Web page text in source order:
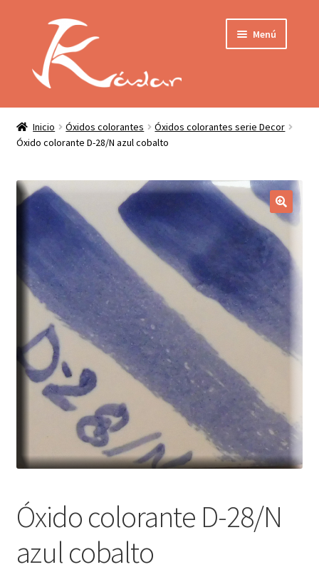
navegación
contenido
Menú
Mi cuenta
Localización
INICIO
QUIENES SOMOS
ENVÍO
CONDICIONES
PRIVACIDAD
PRODUCTOS
Expandir
el
menú
hijo
Inicio Óxidos colorantes
Óxidos colorantes serie Decor
Óxido colorante D-28/N azul cobalto
Óxido colorante D-28/N
azul cobalto